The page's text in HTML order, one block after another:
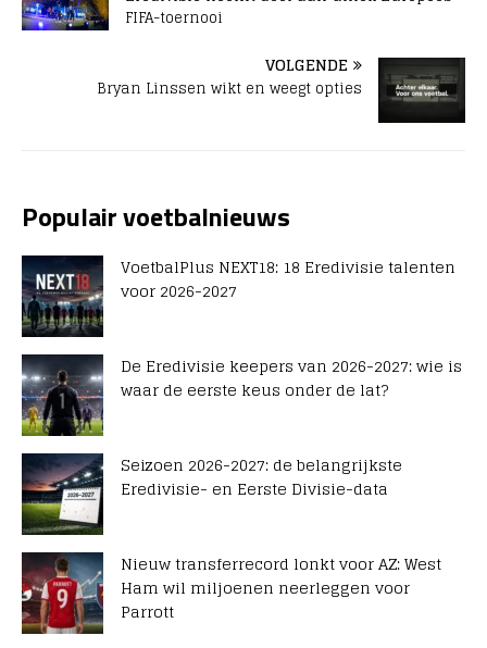
FIFA-toernooi
VOLGENDE
Bryan Linssen wikt en weegt opties
Populair voetbalnieuws
VoetbalPlus NEXT18: 18 Eredivisie talenten
voor 2026-2027
De Eredivisie keepers van 2026-2027: wie is
waar de eerste keus onder de lat?
Seizoen 2026-2027: de belangrijkste
Eredivisie- en Eerste Divisie-data
Nieuw transferrecord lonkt voor AZ: West
Ham wil miljoenen neerleggen voor
Parrott